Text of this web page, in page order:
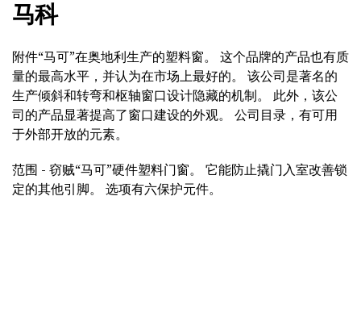
马科
附件“马可”在奥地利生产的塑料窗。 这个品牌的产品也有质
量的最高水平，并认为在市场上最好的。 该公司是著名的
生产倾斜和转弯和枢轴窗口设计隐藏的机制。 此外，该公
司的产品显著提高了窗口建设的外观。 公司目录，有可用
于外部开放的元素。
范围 - 窃贼“马可”硬件塑料门窗。 它能防止撬门入室改善锁
定的其他引脚。 选项有六保护元件。